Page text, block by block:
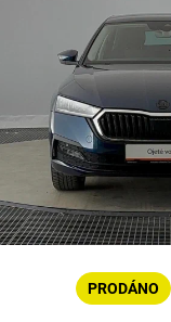
PRODÁNO